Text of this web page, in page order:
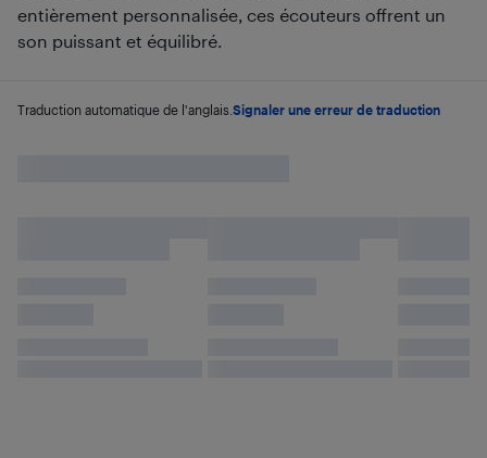
entièrement personnalisée, ces écouteurs offrent un
son puissant et équilibré.
Traduction automatique de l'anglais. Signaler une erreur de traduction